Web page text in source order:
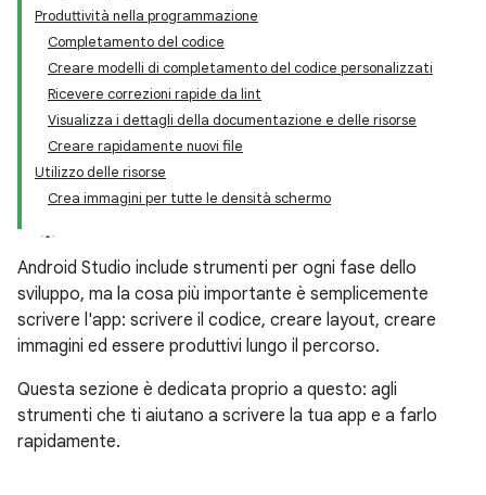
Produttività nella programmazione
Completamento del codice
Creare modelli di completamento del codice personalizzati
Ricevere correzioni rapide da lint
Visualizza i dettagli della documentazione e delle risorse
Creare rapidamente nuovi file
Utilizzo delle risorse
Crea immagini per tutte le densità schermo
Android Studio include strumenti per ogni fase dello
sviluppo, ma la cosa più importante è semplicemente
scrivere l'app: scrivere il codice, creare layout, creare
immagini ed essere produttivi lungo il percorso.
Questa sezione è dedicata proprio a questo: agli
strumenti che ti aiutano a scrivere la tua app e a farlo
rapidamente.